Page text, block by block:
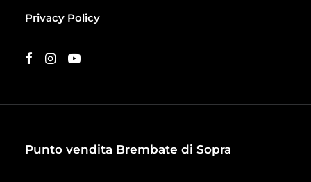
Privacy Policy
Punto vendita Brembate di Sopra